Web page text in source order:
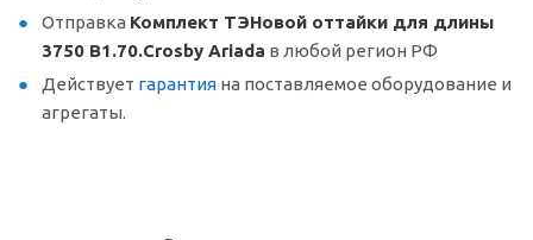
Отправка Комплект ТЭНовой оттайки для длины
3750 В1.70.Crosby Ariada в любой регион РФ
Действует гарантия на поставляемое оборудование и
агрегаты.